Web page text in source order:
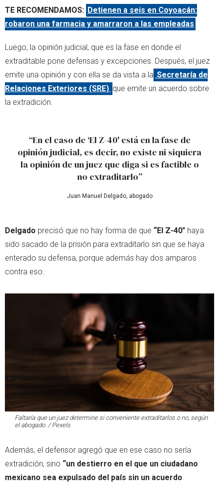
TE RECOMENDAMOS: Detienen a seis en Coyoacán:
robaron una farmacia y amarraron a las empleadas
Luego, la opinión judicial, que es la fase en donde el
extraditable pone defensas y excepciones. Después, el juez
emite una opinión y con ella se da vista a la Secretaría de
Relaciones Exteriores (SRE) que emite un acuerdo sobre
la extradición.
“En el caso de ‘El Z-40' está en la fase de
opinión judicial, es decir, no existe ni siquiera
la opinión de un juez que diga si es factible o
no extraditarlo”
Juan Manuel Delgado, abogado
Delgado precisó que no hay forma de que “El Z-40" haya
sido sacado de la prisión para extraditarlo sin que se haya
enterado su defensa, porque además hay dos amparos
contra eso.
Faltaría que un juez determine si conveniente extraditarlos o no, según
el abogado. / Pexels
Además, el defensor agregó que en ese caso no sería
extradición, sino “un destierro en el que un ciudadano
mexicano sea expulsado del país sin un acuerdo